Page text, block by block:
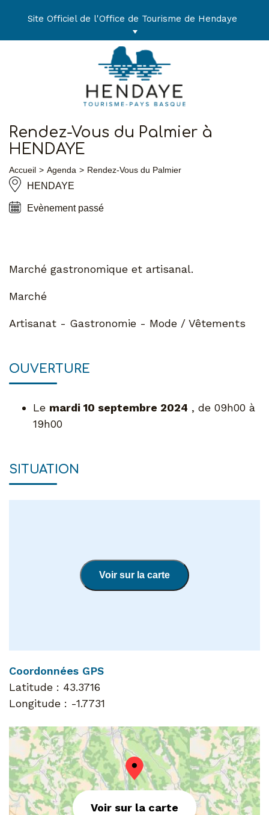
Site Officiel de l'Office de Tourisme de Hendaye
Rendez-Vous du Palmier à
HENDAYE
Accueil Agenda Rendez-Vous du Palmier
HENDAYE
Evènement passé
Marché gastronomique et artisanal.
Marché
Artisanat - Gastronomie - Mode / Vêtements
OUVERTURE
Le mardi 10 septembre 2024 , de 09h00 à
19h00
SITUATION
Voir sur la carte
Coordonnées GPS
Latitude : 43.3716
Longitude : -1.7731
Voir sur la carte